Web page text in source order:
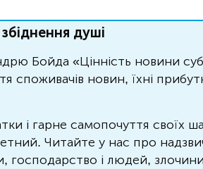
душі
Бойда «Цінність новини
споживачів новин, їхні
і гарне самопочуття своїх
Читайте у нас про
господарство і людей,